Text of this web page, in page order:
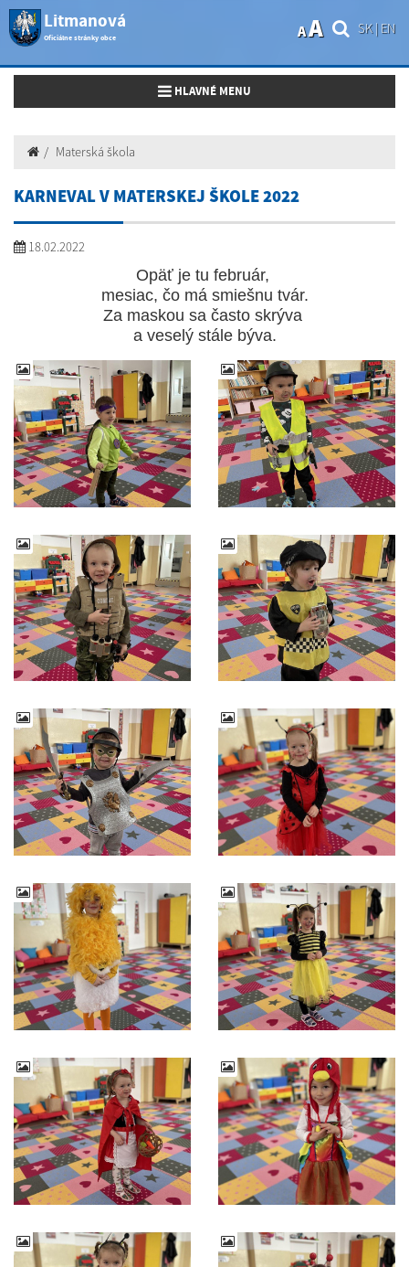
Litmanová
Oficiálne stránky obce
SK| EN
AA
Toggle navigation
HLAVNÉ MENU
Materská škola
KARNEVAL V MATERSKEJ ŠKOLE 2022
18.02.2022
Opäť je tu február,
mesiac, čo má smiešnu tvár.
Za maskou sa často skrýva
a veselý stále býva.